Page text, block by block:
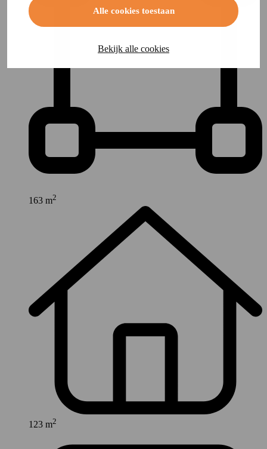
Alle cookies toestaan
Bekijk alle cookies
163 m2
123 m2